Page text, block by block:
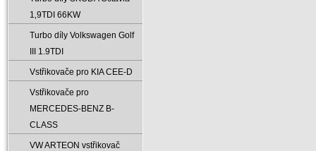
1‚9TDI 66KW
Turbo díly Volkswagen Golf
III 1.9TDI
Vstřikovače pro KIA CEE-D
Vstřikovače pro
MERCEDES-BENZ B-
CLASS
VW ARTEON vstřikovač